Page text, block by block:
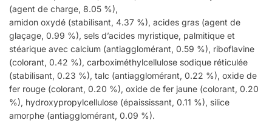
(agent de charge, 8.05 %),
ami­don oxydé (stabilisant, 4.37 %), acides gras (agent de
glaçage, 0.99 %), sels d’acides myristique, palmitique et
stéarique avec calcium (antiagglomérant, 0.59 %), riboflavine
(colorant, 0.42 %), carboximéthyl­cellulose sodique réti­culée
(stabilisant, 0.23 %), talc (antiagglomérant, 0.22 %), oxide de
fer rouge (colorant, 0.20 %), oxide de fer jaune (colorant, 0.20
%), hydroxypropyl­cellu­lose (épaississant, 0.11 %), silice
amorphe (antiagglomérant, 0.09 %).